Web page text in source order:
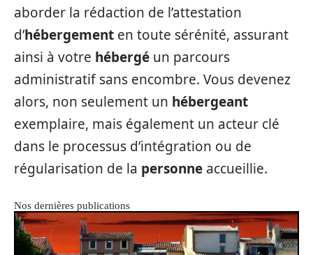
aborder la rédaction de l’attestation
d’hébergement en toute sérénité, assurant
ainsi à votre hébergé un parcours
administratif sans encombre. Vous devenez
alors, non seulement un hébergeant
exemplaire, mais également un acteur clé
dans le processus d’intégration ou de
régularisation de la personne accueillie.
Nos dernières publications